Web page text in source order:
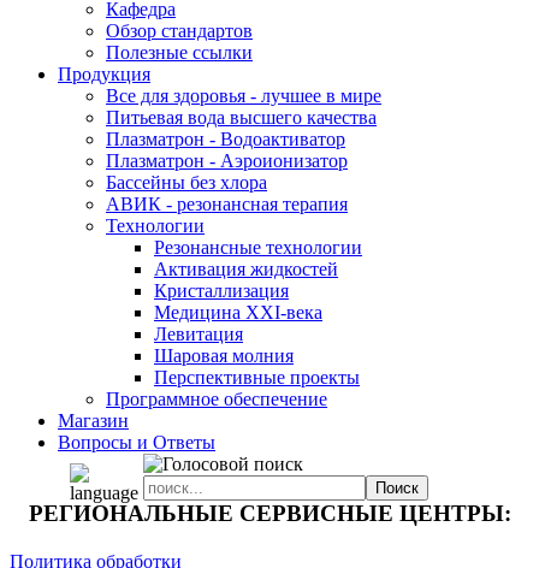
Кафедра
Обзор стандартов
Полезные ссылки
Продукция
Все для здоровья - лучшее в мире
Питьевая вода высшего качества
Плазматрон - Водоактиватор
Плазматрон - Аэроионизатор
Бассейны без хлора
АВИК - резонансная терапия
Технологии
Резонансные технологии
Активация жидкостей
Кристаллизация
Медицина XXI-века
Левитация
Шаровая молния
Перспективные проекты
Программное обеспечение
Магазин
Вопросы и Ответы
РЕГИОНАЛЬНЫЕ СЕРВИСНЫЕ ЦЕНТРЫ:
Политика обработки